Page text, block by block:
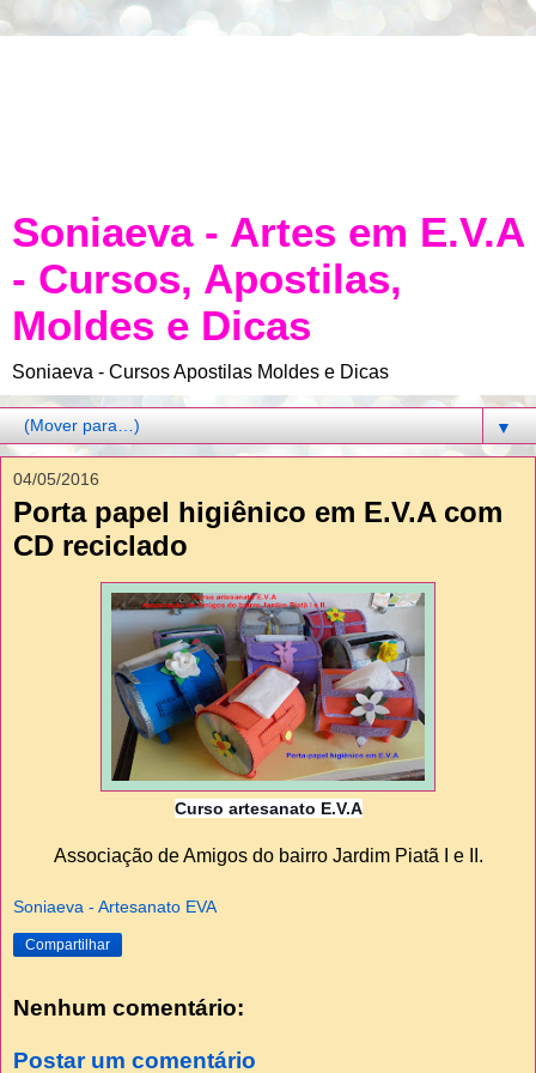
Soniaeva - Artes em E.V.A
- Cursos, Apostilas,
Moldes e Dicas
Soniaeva - Cursos Apostilas Moldes e Dicas
▼
04/05/2016
Porta papel higiênico em E.V.A com
CD reciclado
Curso artesanato E.V.A
Associação de Amigos do bairro Jardim Piatã I e II.
Soniaeva - Artesanato EVA
Compartilhar
Nenhum comentário:
Postar um comentário